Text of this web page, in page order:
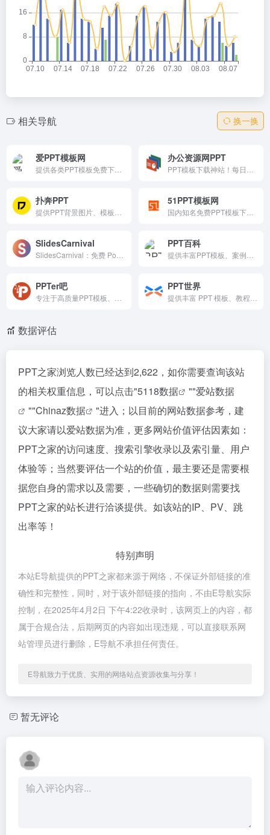
相关导航 换一换
爱PPT模板网 办公资源网PPT
扑奔PPT 51PPT模板网
SlidesCarnival PPT百科
PPTer吧 PPT世界
数据评估
PPT之家浏览人数已经达到2,622，如你需要查询该站
的相关权重信息，可以点击"5118数据 ""爱站数据
""Chinaz数据
"进入；以目前的网站数据参考，建
议大家请以爱站数据为准，更多网站价值评估因素如：
PPT之家的访问速度、搜索引擎收录以及索引量、用户
体验等；当然要评估一个站的价值，最主要还是需要根
据您自身的需求以及需要，一些确切的数据则需要找
PPT之家的站长进行洽谈提供。如该站的IP、PV、跳
出率等！
特别声明
本站E导航提供的PPT之家都来源于网络，不保证外部链接的准
确性和完整性，同时，对于该外部链接的指向，不由E导航实际
控制，在2025年4月2日 下午4:22收录时，该网页上的内容，都
属于合规合法，后期网页的内容如出现违规，可以直接联系网
站管理员进行删除，E导航不承担任何责任。
E导航致力于优质、实用的网络站点资源收集与分享！
暂无评论